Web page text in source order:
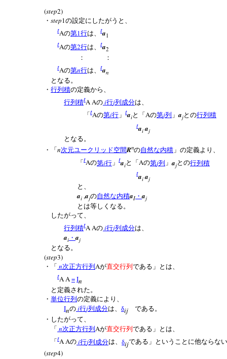
(step2)
・ step1の設定にしたがうと、
tAの第1行は、 ta1
tAの第2行は、 ta2
： ：
tAの第n行は、 tan
となる。
・ 行列積の定義から、
行列積tA Aの i行j列成分は、
「 tAの第i行 」 taiと「 Aの第j列 」ajとの行列積
taiaj
となる。
・「 n次元ユークリッド空間Rnの自然な内積 」の定義より、
「 tAの第i行 」 taiと「 Aの第j列 」ajとの行列積
taiaj
と、
ai ,ajの自然な内積aI ・aj
とは等しくなる。
したがって、
行列積tA Aの i行j列成分は、
ai ・aj
となる。
(step3)
・「 n次正方行列Aが直交行列である」とは、
tA A=In
と定義された。
・ 単位行列 の定義により、
Inの i行j列成分は、 δij である。
・したがって、
「 n次正方行列 Aが直交行列 である」とは、
「 tA Aの i行j列成分は、 δijである」ということに他ならな
(step4)